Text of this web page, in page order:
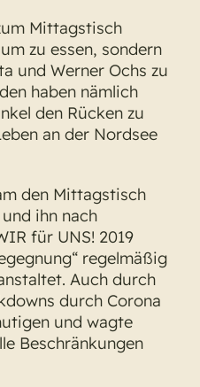
Mittagstisch
zu essen, sondern
und Werner Ochs zu
haben nämlich
den Rücken zu
an der Nordsee
den Mittagstisch
ihn nach
für UNS! 2019
regelmäßig
Auch durch
durch Corona
und wagte
Beschränkungen